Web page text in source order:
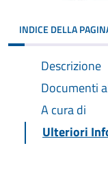
INDICE DELLA
Descrizione
Documenti
A cura di
Ulteriori